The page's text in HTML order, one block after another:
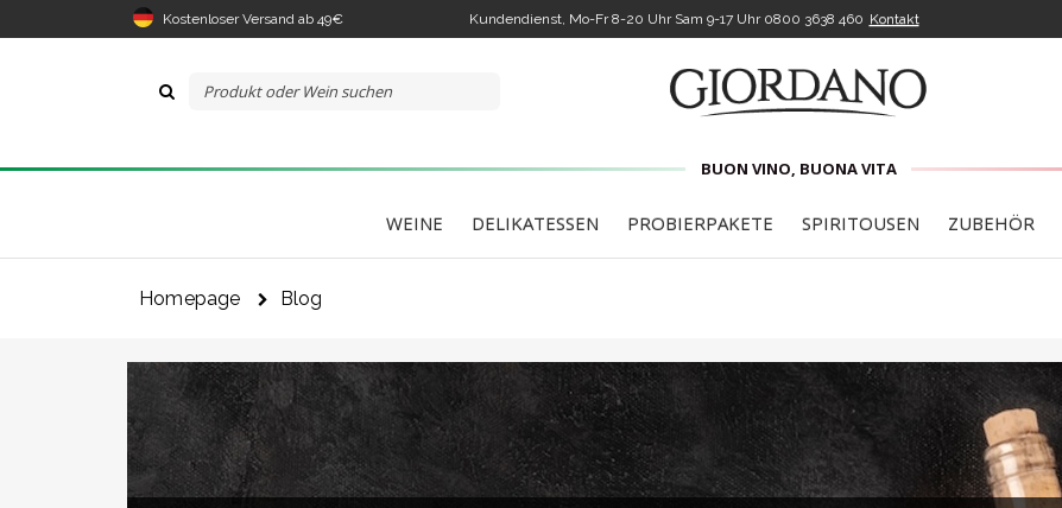
Kostenloser Versand ab 49€ Kundendienst, Mo-Fr 8-20 Uhr Sam 9-17 Uhr0800 3638 460 Kontakt
BUON VINO, BUONA VITA
WEINE DELIKATESSEN PROBIERPAKETE SPIRITOUSEN ZUBEHÖR
Homepage Blog